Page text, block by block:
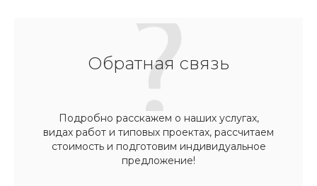
Обратная связь
Подробно расскажем о наших услугах,
видах работ и типовых проектах, рассчитаем
стоимость и подготовим индивидуальное
предложение!